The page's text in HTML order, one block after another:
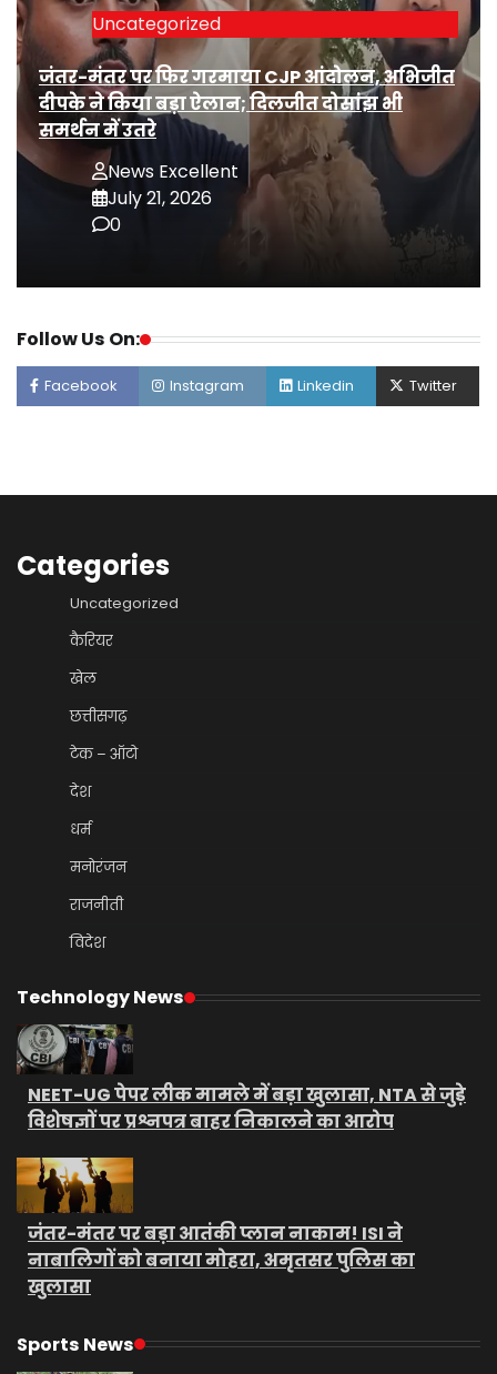
Uncategorized
जंतर-मंतर पर फिर गरमाया CJP आंदोलन, अभिजीत
दीपके ने किया बड़ा ऐलान; दिलजीत दोसांझ भी
समर्थन में उतरे
News Excellent
July 21, 2026
0
Follow Us On:
Facebook Instagram Linkedin Twitter
Categories
Uncategorized
कैरियर
खेल
छत्तीसगढ़
टेक – ऑटो
देश
धर्म
मनोरंजन
राजनीती
विदेश
Technology News
NEET-UG पेपर लीक मामले में बड़ा खुलासा, NTA से जुड़े
विशेषज्ञों पर प्रश्नपत्र बाहर निकालने का आरोप
जंतर-मंतर पर बड़ा आतंकी प्लान नाकाम! ISI ने
नाबालिगों को बनाया मोहरा, अमृतसर पुलिस का
खुलासा
Sports News